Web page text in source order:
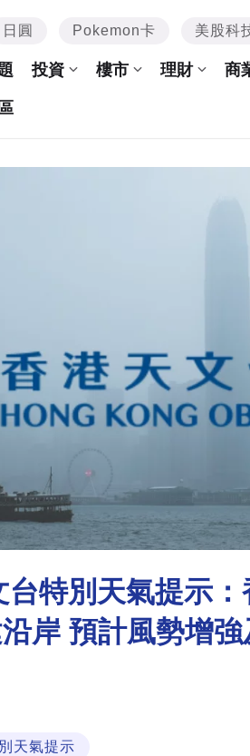
日圓 Pokemon卡 美股科
投資 樓市 理財 商
特別天氣提示
岸 預計風勢增
天氣提示